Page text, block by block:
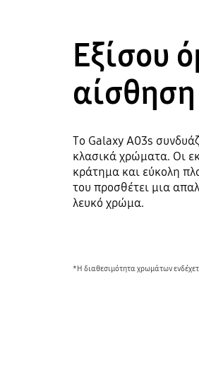
Εξίσου
Το Galaxy A03s
κλασικά χρώματα. Οι
κράτημα και εύκολη
του προσθέτει μια
λευκό χρώμα.
*Η διαθεσιμότητα χρωμάτων